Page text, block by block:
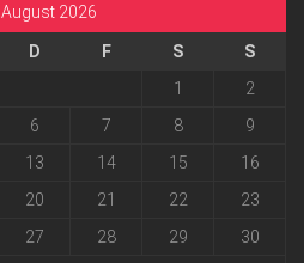
August 2026
D F S
S
1
2
6 7 8
9
13 14 15
16
20 21 22
23
27 28 29
30